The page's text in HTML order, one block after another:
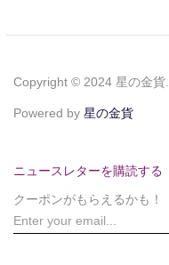
Copyright © 2024 星の金貨.
Powered by 星の金貨
ニュースレターを購読する
クーポンがもらえるかも！